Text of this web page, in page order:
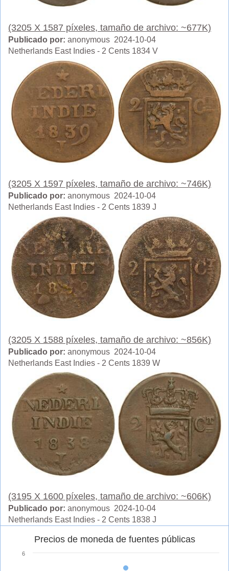
(3205 X 1587 píxeles, tamaño de archivo: ~677K)
Publicado por: anonymous 2024-10-04
Netherlands East Indies - 2 Cents 1834 V
(3205 X 1597 píxeles, tamaño de archivo: ~746K)
Publicado por: anonymous 2024-10-04
Netherlands East Indies - 2 Cents 1839 J
(3205 X 1588 píxeles, tamaño de archivo: ~856K)
Publicado por: anonymous 2024-10-04
Netherlands East Indies - 2 Cents 1839 W
(3195 X 1600 píxeles, tamaño de archivo: ~606K)
Publicado por: anonymous 2024-10-04
Netherlands East Indies - 2 Cents 1838 J